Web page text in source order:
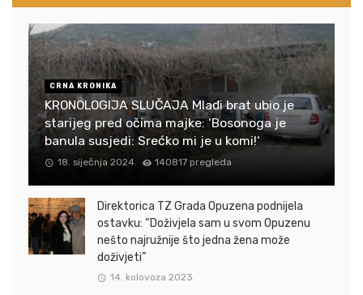
CRNA KRONIKA
KRONOLOGIJA SLUČAJA Mlađi brat ubio je
starijeg pred očima majke: ‘Bosonoga je
banula susjedi: Srećko mi je u komi!‘
18. siječnja 2024. 140817 pregleda
Direktorica TZ Grada Opuzena podnijela
ostavku: “Doživjela sam u svom Opuzenu
nešto najružnije što jedna žena može
doživjeti”
14. kolovoza 2023.